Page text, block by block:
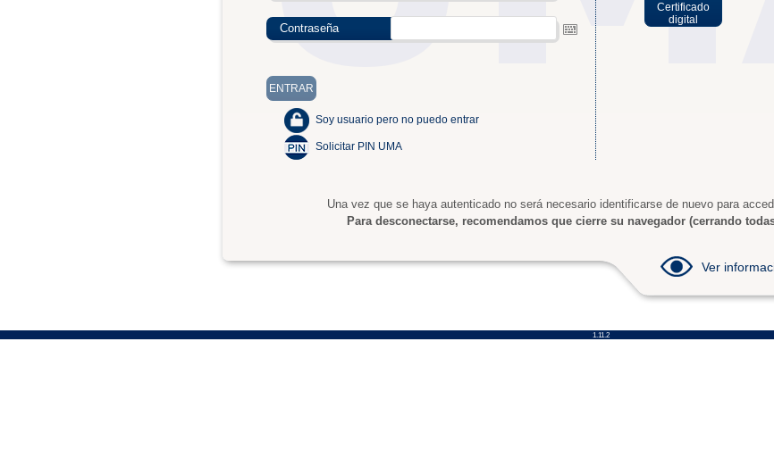
Contraseña
Soy usuario pero no puedo entrar
Solicitar PIN UMA
Certificado
digital
Una vez que se haya autenticado no será necesario identificarse de nuevo para
Para desconectarse, recomendamos que cierre su navegador (cerrando
Ver
1.11.2